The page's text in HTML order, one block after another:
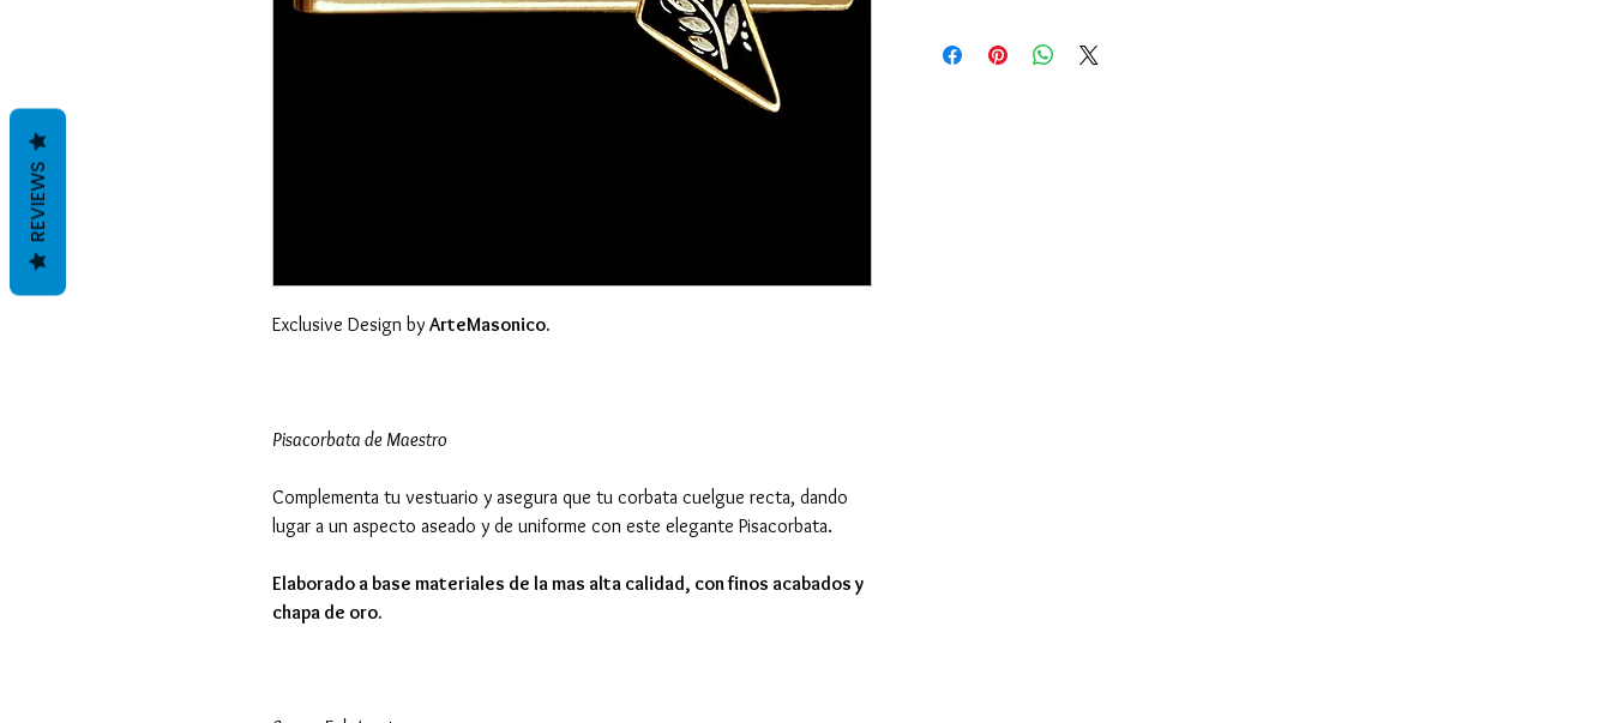
Exclusive Design by ArteMasonico.
Pisacorbata de Maestro
Complementa tu vestuario y asegura que tu corbata cuelgue recta, dando
lugar a un aspecto aseado y de uniforme con este elegante Pisacorbata.
Elaborado a base materiales de la mas alta calidad, con finos acabados y
chapa de oro.
REVIEWS